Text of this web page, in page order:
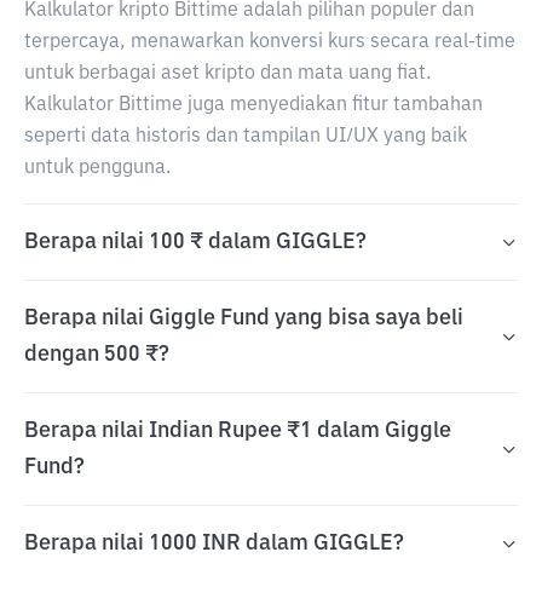
Kalkulator kripto Bittime adalah pilihan populer dan
terpercaya, menawarkan konversi kurs secara real-time
untuk berbagai aset kripto dan mata uang fiat.
Kalkulator Bittime juga menyediakan fitur tambahan
seperti data historis dan tampilan UI/UX yang baik
untuk pengguna.
Berapa nilai 100 ₹ dalam GIGGLE?
Berapa nilai Giggle Fund yang bisa saya beli
dengan 500 ₹?
Berapa nilai Indian Rupee ₹1 dalam Giggle
Fund?
Berapa nilai 1000 INR dalam GIGGLE?